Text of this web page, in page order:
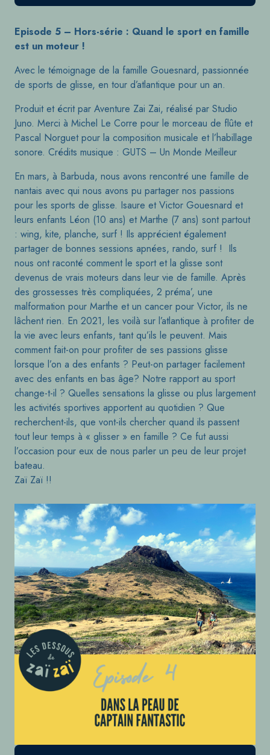
Episode 5 – Hors-série : Quand le sport en famille
est un moteur !
Avec le témoignage de la famille Gouesnard, passionnée
de sports de glisse, en tour d’atlantique pour un an.
Produit et écrit par Aventure Zai Zai, réalisé par Studio
Juno. Merci à Michel Le Corre pour le morceau de flûte et
Pascal Norguet pour la composition musicale et l’habillage
sonore. Crédits musique : GUTS – Un Monde Meilleur
En mars, à Barbuda, nous avons rencontré une famille de
nantais avec qui nous avons pu partager nos passions
pour les sports de glisse. Isaure et Victor Gouesnard et
leurs enfants Léon (10 ans) et Marthe (7 ans) sont partout
: wing, kite, planche, surf ! Ils apprécient également
partager de bonnes sessions apnées, rando, surf ! Ils
nous ont raconté comment le sport et la glisse sont
devenus de vrais moteurs dans leur vie de famille. Après
des grossesses très compliquées, 2 préma’, une
malformation pour Marthe et un cancer pour Victor, ils ne
lâchent rien. En 2021, les voilà sur l’atlantique à profiter de
la vie avec leurs enfants, tant qu’ils le peuvent. Mais
comment fait-on pour profiter de ses passions glisse
lorsque l’on a des enfants ? Peut-on partager facilement
avec des enfants en bas âge? Notre rapport au sport
change-t-il ? Quelles sensations la glisse ou plus largement
les activités sportives apportent au quotidien ? Que
recherchent-ils, que vont-ils chercher quand ils passent
tout leur temps à « glisser » en famille ? Ce fut aussi
l’occasion pour eux de nous parler un peu de leur projet
bateau.
Zaï Zaï !!